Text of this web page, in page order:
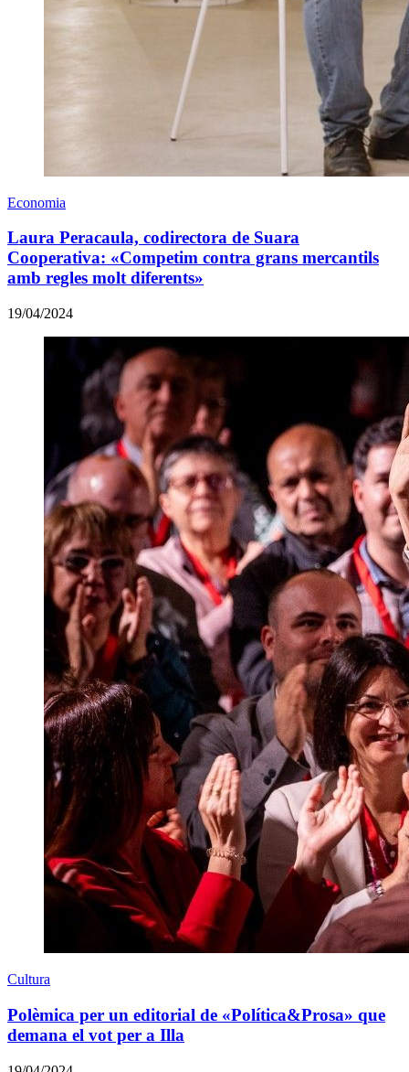
Economia
Laura Peracaula, codirectora de Suara
Cooperativa: «Competim contra grans mercantils
amb regles molt diferents»
19/04/2024
Cultura
Polèmica per un editorial de «Política&Prosa» que
demana el vot per a Illa